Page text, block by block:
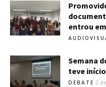
entrou
Semana
teve
DEBATE 2